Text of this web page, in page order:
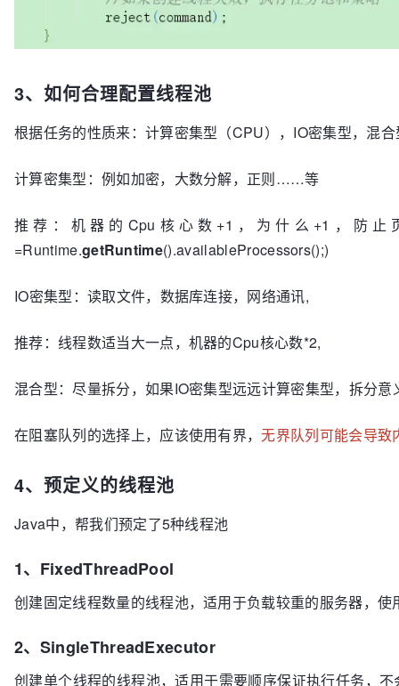
3、如何合理配置线程池
根据任务的性质来：计算密集型（CPU），IO密集型，混合
计算密集型：例如加密，大数分解，正则……等
推荐：机器的Cpu核心数+1，为什么+1，防止
=Runtime.getRuntime().availableProcessors();)
IO密集型：读取文件，数据库连接，网络通讯,
推荐：线程数适当大一点，机器的Cpu核心数*2,
混合型：尽量拆分，如果IO密集型远远计算密集型，拆分意
在阻塞队列的选择上，应该使用有界，无界队列可能会导致
4、预定义的线程池
Java中，帮我们预定了5种线程池
1、FixedThreadPool
创建固定线程数量的线程池，适用于负载较重的服务器，使
2、SingleThreadExecutor
创建单个线程的线程池，适用于需要顺序保证执行任务，